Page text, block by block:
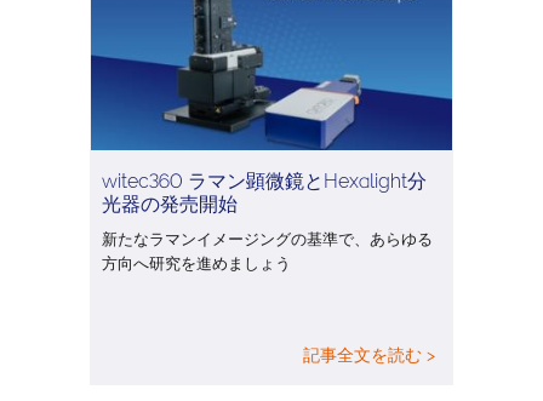
witec360 ラマン顕微鏡とHexalight分
光器の発売開始
新たなラマンイメージングの基準で、あらゆる
方向へ研究を進めましょう
記事全文を読む >